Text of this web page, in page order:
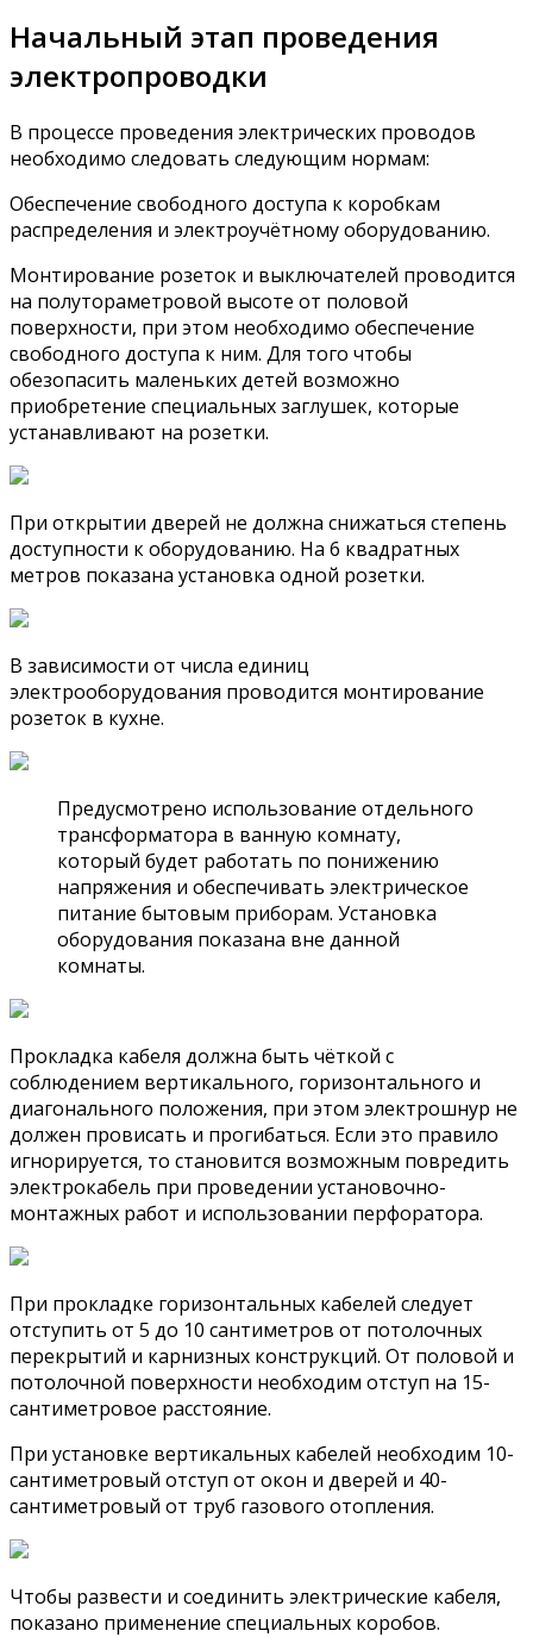
Начальный этап проведения
электропроводки
В процессе проведения электрических проводов
необходимо следовать следующим нормам:
Обеспечение свободного доступа к коробкам
распределения и электроучётному оборудованию.
Монтирование розеток и выключателей проводится
на полутораметровой высоте от половой
поверхности, при этом необходимо обеспечение
свободного доступа к ним. Для того чтобы
обезопасить маленьких детей возможно
приобретение специальных заглушек, которые
устанавливают на розетки.
При открытии дверей не должна снижаться степень
доступности к оборудованию. На 6 квадратных
метров показана установка одной розетки.
В зависимости от числа единиц
электрооборудования проводится монтирование
розеток в кухне.
Предусмотрено использование отдельного
трансформатора в ванную комнату,
который будет работать по понижению
напряжения и обеспечивать электрическое
питание бытовым приборам. Установка
оборудования показана вне данной
комнаты.
Прокладка кабеля должна быть чёткой с
соблюдением вертикального, горизонтального и
диагонального положения, при этом электрошнур не
должен провисать и прогибаться. Если это правило
игнорируется, то становится возможным повредить
электрокабель при проведении установочно-
монтажных работ и использовании перфоратора.
При прокладке горизонтальных кабелей следует
отступить от 5 до 10 сантиметров от потолочных
перекрытий и карнизных конструкций. От половой и
потолочной поверхности необходим отступ на 15-
сантиметровое расстояние.
При установке вертикальных кабелей необходим 10-
сантиметровый отступ от окон и дверей и 40-
сантиметровый от труб газового отопления.
Чтобы развести и соединить электрические кабеля,
показано применение специальных коробов.